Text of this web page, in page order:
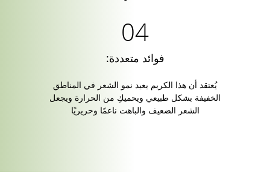
فوائد متعددة:
يُعتقد أن هذا الكريم يعيد نمو الشعر في المناطق
الخفيفة بشكل طبيعي ويحميكِ من الحرارة ويجعل
الشعر الضعيف والباهت ناعمًا وحريريًا